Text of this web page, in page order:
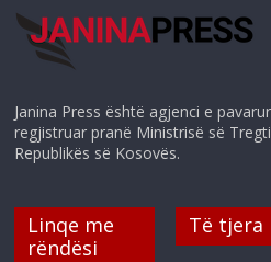
Janina Press është agjenci e
regjistruar pranë Ministrisë së
Republikës së Kosovës.
Linqe me
rëndësi
Të tjera